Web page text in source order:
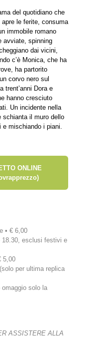
del quotidiano che
le ferite, consuma
immobile romano
avviate, spinning
dai vicini,
c’è Monica, che ha
ha partorito
corvo nero sul
trent’anni Dora e
hanno cresciuto
Un incidente nella
schianta il muro dello
mischiando i piani.
ONLINE
• € 6,00
18.30, esclusi festivi e
5,00
per ultima replica
omaggio solo la
ASSISTERE ALLA